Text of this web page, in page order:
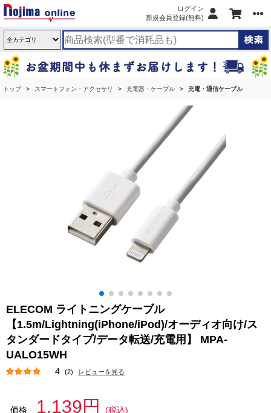
ログイン
新規会員登録(無料)
トップ スマートフォン・アクセサリ 充電器・ケーブル 充電・通信ケーブル
ELECOM ライトニングケーブル
【1.5m/Lightning(iPhone/iPod)/オーディオ向け/ス
タンダードタイプ/データ転送/充電用】 MPA-
UALO15WH
4 (2) レビューを見る
価格 1,139円
(税込)